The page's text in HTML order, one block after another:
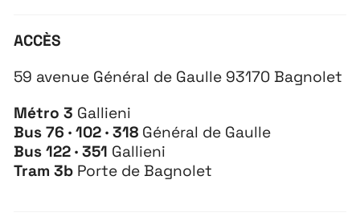
ACCÈS
59 avenue Général de Gaulle 93170 Bagnolet
Métro 3 Gallieni
Bus76 · 102 · 318 Général de Gaulle
Bus 122 · 351 Gallieni
Tram 3b Porte de Bagnolet